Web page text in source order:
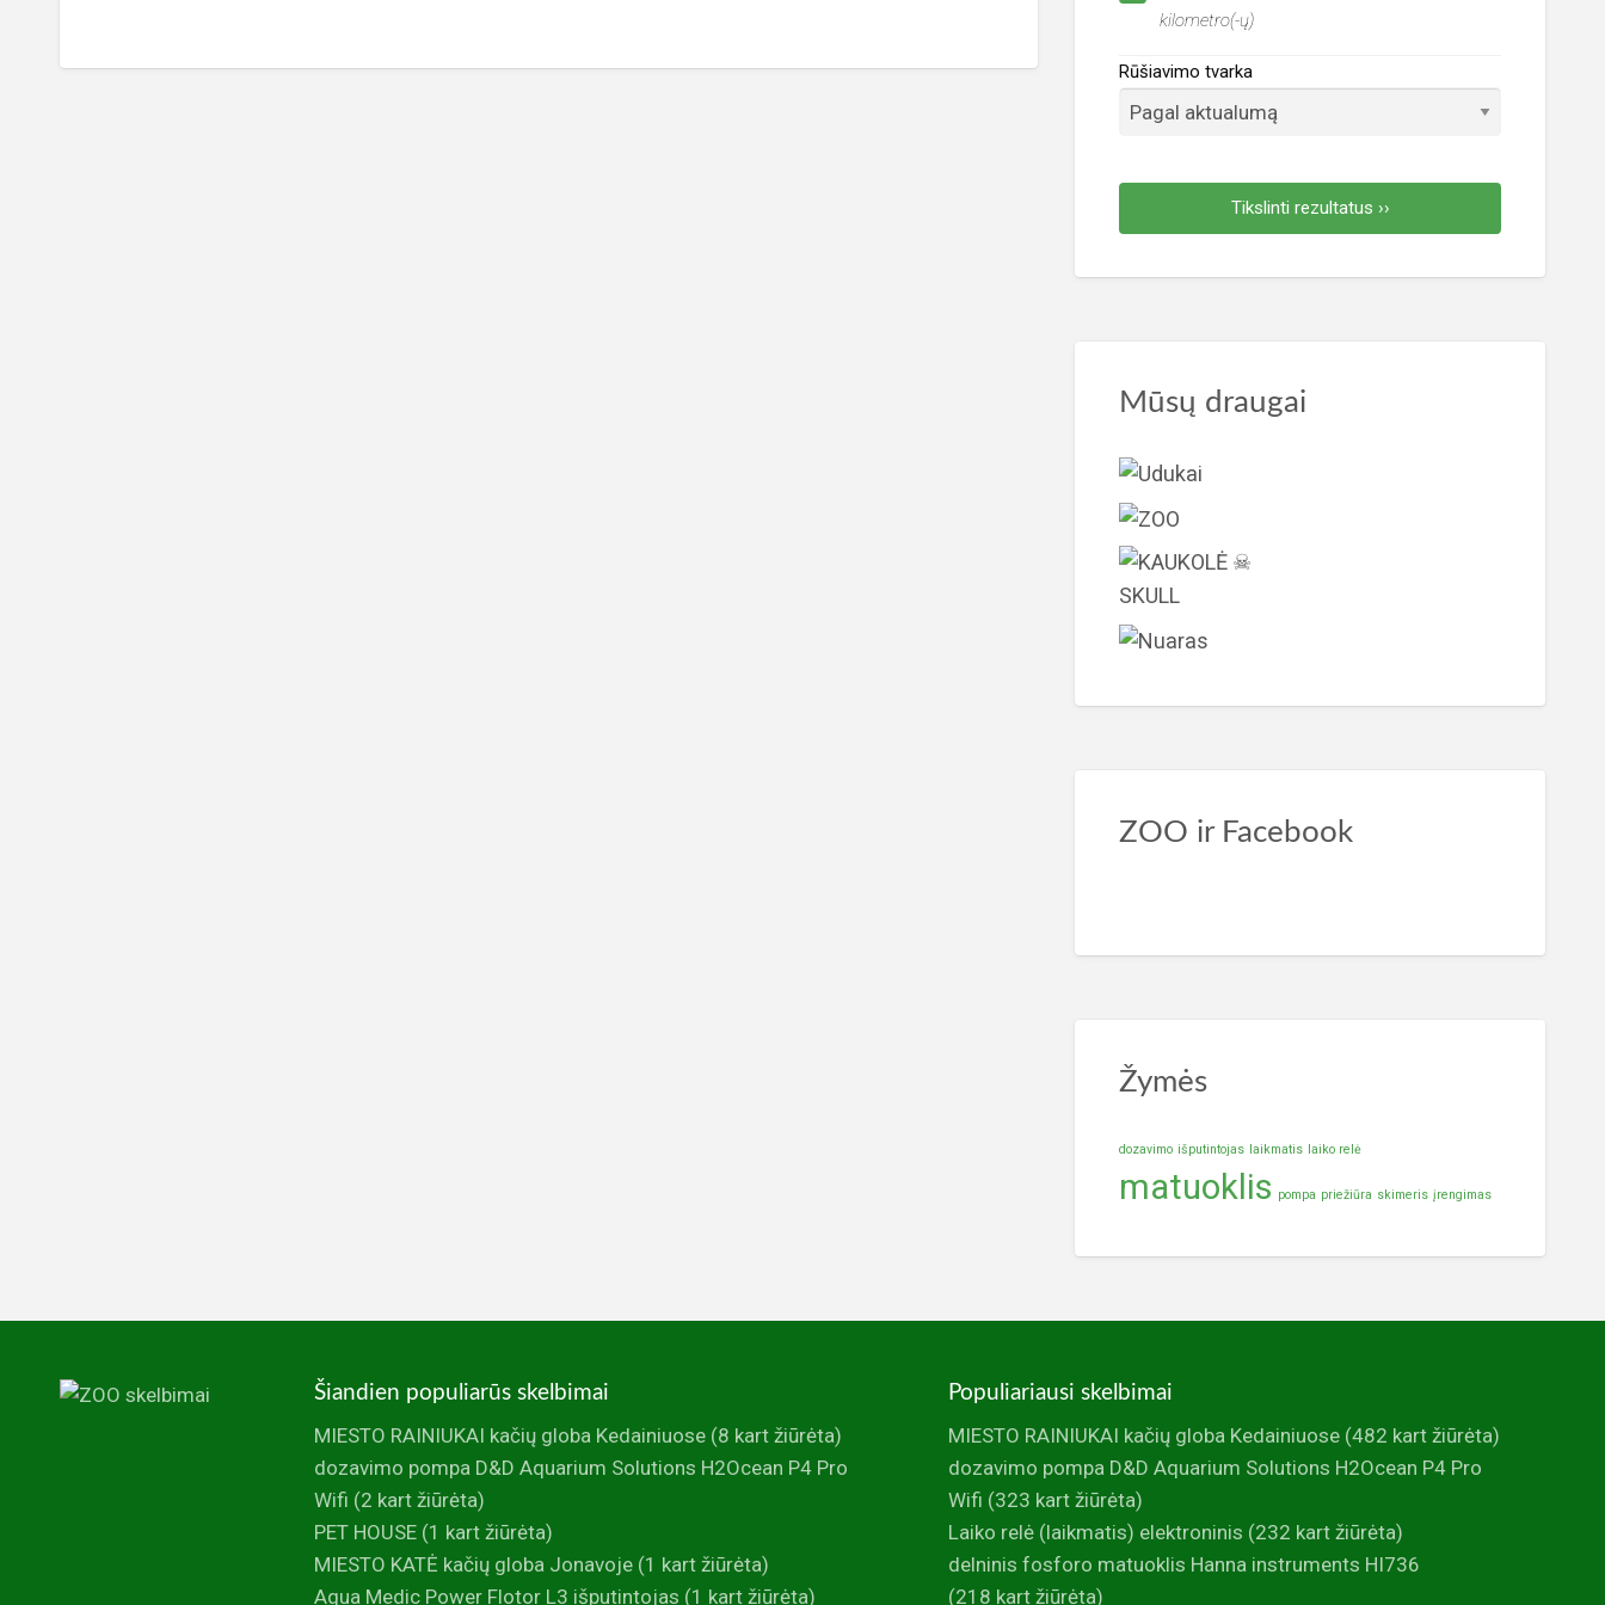
kilometro(-ų)
Rūšiavimo tvarka
Tikslinti rezultatus ››
Mūsų draugai
ZOO ir Facebook
Žymės
dozavimo išputintojas laikmatis laiko relė
matuoklis pompa priežiūra skimeris įrengimas
Šiandien populiarūs skelbimai
MIESTO RAINIUKAI kačių globa Kedainiuose(8 kart žiūrėta)
dozavimo pompa D&D Aquarium Solutions H2Ocean P4 Pro
Wifi (2 kart žiūrėta)
PET HOUSE(1 kart žiūrėta)
MIESTO KATĖ kačių globa Jonavoje(1 kart žiūrėta)
Aqua Medic Power Flotor L3 išputintojas (1 kart žiūrėta)
Populiariausi skelbimai
MIESTO RAINIUKAI kačių globa Kedainiuose (482 kart žiūrėta)
dozavimo pompa D&D Aquarium Solutions H2Ocean P4 Pro
Wifi (323 kart žiūrėta)
Laiko relė (laikmatis) elektroninis (232 kart žiūrėta)
delninis fosforo matuoklis Hanna instruments HI736
(218 kart žiūrėta)